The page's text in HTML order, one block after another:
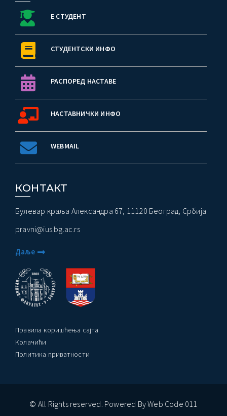
Е СТУДЕНТ
СТУДЕНТСКИ ИНФО
РАСПОРЕД НАСТАВЕ
НАСТАВНИЧКИ ИНФО
WEBMAIL
КОНТАКТ
Булевар краља Александра 67, 11120 Београд, Србија
pravni@ius.bg.ac.rs
Даље
Правила коришћења сајта
Колачићи
Политика приватности
© All Rights reserved. Powered By Web Code 011
Пословања” – Догађаји